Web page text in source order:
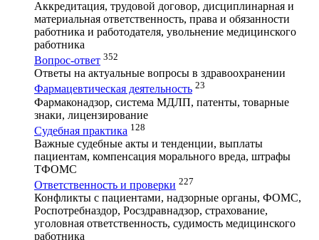
Аккредитация, трудовой договор, дисциплинарная и
материальная ответственность, права и обязанности
работника и работодателя, увольнение медицинского
работника
Вопрос-ответ 352
Ответы на актуальные вопросы в здравоохранении
Фармацевтическая деятельность 23
Фармаконадзор, система МДЛП, патенты, товарные
знаки, лицензирование
Судебная практика 128
Важные судебные акты и тенденции, выплаты
пациентам, компенсация морального вреда, штрафы
ТФОМС
Ответственность и проверки 227
Конфликты с пациентами, надзорные органы, ФОМС,
Роспотребназдор, Росздравнадзор, страхование,
уголовная ответственность, судимость медицинского
работника